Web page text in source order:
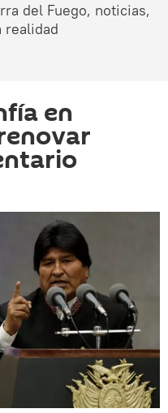
del Fuego, noticias,
realidad
en